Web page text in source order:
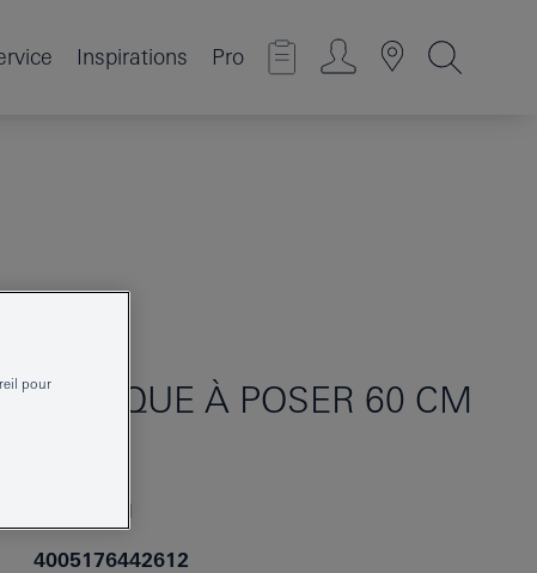
Inspirations Pro
VASQUE À POSER 60 CM
3947700H
4005176442612
pour